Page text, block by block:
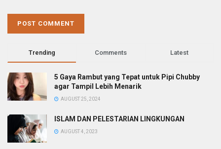
Trending Comments Latest
5 Gaya Rambut yang Tepat untuk Pipi Chubby
agar Tampil Lebih Menarik
AUGUST 25, 2024
ISLAM DAN PELESTARIAN LINGKUNGAN
AUGUST 4, 2023